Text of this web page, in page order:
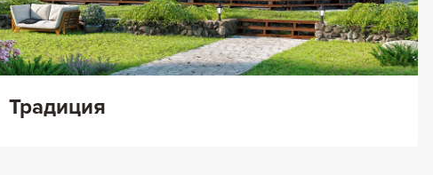
Традиция